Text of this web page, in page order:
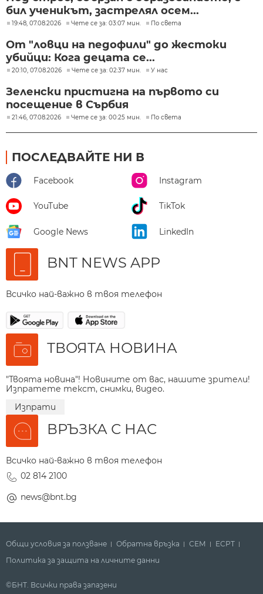
бил ученикът, застрелял осем...
19:48, 07.08.2026 Чете се за: 03:07 мин. По света
От "ловци на педофили" до жестоки
убийци: Кога децата се...
20:10, 07.08.2026 Чете се за: 02:37 мин. У нас
Зеленски пристигна на първото си
посещение в Сърбия
21:46, 07.08.2026 Чете се за: 00:25 мин. По света
ПОСЛЕДВАЙТЕ НИ В
Facebook Instagram
YouTube TikTok
Google News LinkedIn
BNT NEWS APP
Всичко най-важно в твоя телефон
ТВОЯТА НОВИНА
"Твоята новина"! Новините от вас, нашите зрители!
Изпратете текст, снимки, видео.
Изпрати
ВРЪЗКА С НАС
Всичко най-важно в твоя телефон
02 814 2100
news@bnt.bg
Общи условия за ползване Обратна връзка СЕМ
ECPT
Политика за защита на личните данни
©БНТ. Всички права запазени